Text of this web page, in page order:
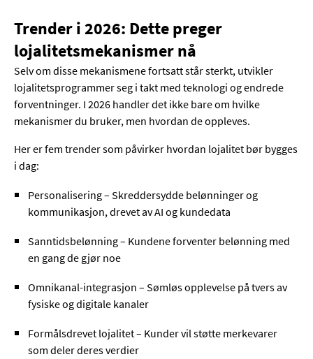
Trender i 2026: Dette preger
lojalitetsmekanismer nå
Selv om disse mekanismene fortsatt står sterkt, utvikler
lojalitetsprogrammer seg i takt med teknologi og endrede
forventninger. I 2026 handler det ikke bare om hvilke
mekanismer du bruker, men hvordan de oppleves.
Her er fem trender som påvirker hvordan lojalitet bør bygges
i dag:
Personalisering – Skreddersydde belønninger og
kommunikasjon, drevet av AI og kundedata
Sanntidsbelønning – Kundene forventer belønning med
en gang de gjør noe
Omnikanal-integrasjon – Sømløs opplevelse på tvers av
fysiske og digitale kanaler
Formålsdrevet lojalitet – Kunder vil støtte merkevarer
som deler deres verdier